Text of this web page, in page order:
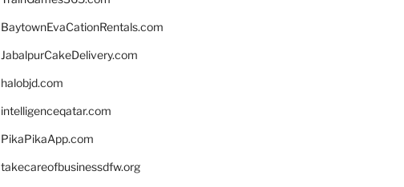
BaytownEvaCationRentals.com
JabalpurCakeDelivery.com
halobjd.com
intelligenceqatar.com
PikaPikaApp.com
takecareofbusinessdfw.org